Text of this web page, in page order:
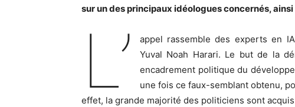
sur un des principaux idéologues concernés,
L’
appel rassemble des experts en
Yuval Noah Harari. Le but de la
encadrement politique du
une fois ce faux-semblant obtenu,
effet, la grande majorité des politiciens sont